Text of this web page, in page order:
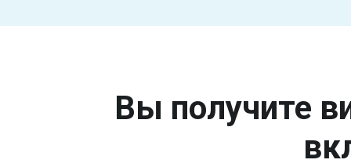
Вы получите